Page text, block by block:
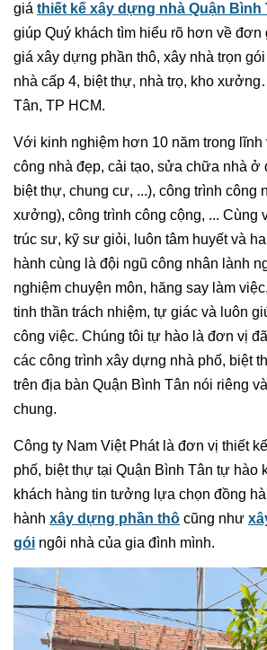
giá thiết kế xây dựng nhà Quận Bình
giúp Quý khách tìm hiểu rõ hơn về đơn
giá xây dựng phần thô, xây nhà trọn
nhà cấp 4, biệt thự, nhà trọ, kho
Tân, TP HCM.
Với kinh nghiệm hơn 10 năm trong lĩnh
công nhà đẹp, cải tạo, sửa chữa nhà ở
biệt thự, chung cư, ...), công trình công
xưởng), công trình công cộng, ... Cùng
trúc sư, kỹ sư giỏi, luôn tâm huyết và
hành cùng là đội ngũ công nhân lành
nghiệm chuyện môn, hăng say làm
tinh thần trách nhiệm, tự giác và luôn
công việc. Chúng tôi tự hào là đơn vị
các công trình xây dựng nhà phố, biệt
trên địa bàn Quận Bình Tân nói riêng
chung.
Công ty Nam Việt Phát là đơn vị thiết
phố, biệt thự tại Quận Bình Tân tự hào
khách hàng tin tưởng lựa chọn đồng
hành xây dựng phần thô cũng như
gói ngôi nhà của gia đình mình.